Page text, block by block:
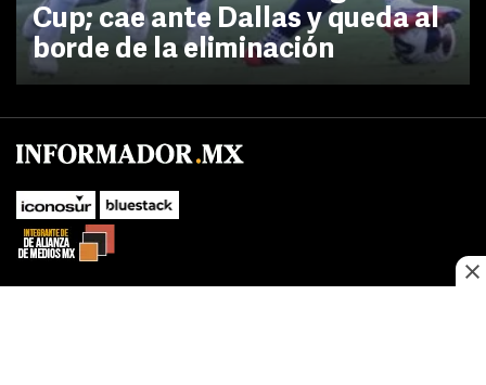
Cup; cae ante Dallas y queda al
borde de la eliminación